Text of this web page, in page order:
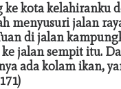
kota kelahiranku
menyusuri jalan
di jalan
jalan sempit itu.
ada kolam ikan,